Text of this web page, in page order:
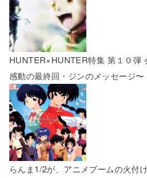
HUNTER×HUNTER特集 第１０弾
感動の最終回・ジンのメッセージ〜
らんま1/2が、アニメブームの火付